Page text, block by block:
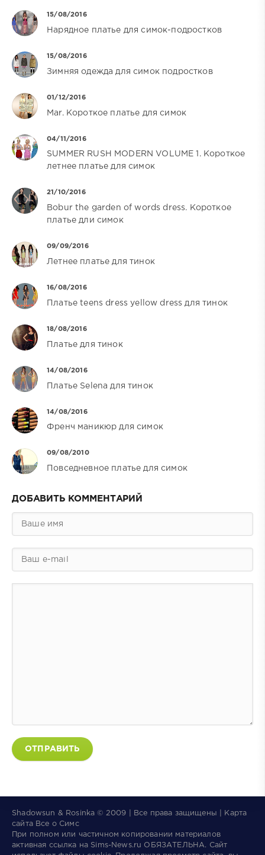
15/08/2016
Нарядное платье для симок-подростков
15/08/2016
Зимняя одежда для симок подростков
01/12/2016
Mar. Короткое платье для симок
04/11/2016
SUMMER RUSH MODERN VOLUME 1. Короткое
летнее платье для симок
21/10/2016
Bobur the garden of words dress. Короткое
платье дли симок
09/09/2016
Летнее платье для тинок
16/08/2016
Платье teens dress yellow dress для тинок
18/08/2016
Платье для тинок
14/08/2016
Платье Selena для тинок
14/08/2016
Френч маникюр для симок
09/08/2010
Повседневное платье для симок
ДОБАВИТЬ КОММЕНТАРИЙ
ОТПРАВИТЬ
Shadowsun & Rosinka © 2009 | Все права защищены | Карта
сайта Все о Симс
При полном или частичном копировании материалов
активная ссылка на Sims-News.ru ОБЯЗАТЕЛЬНА.
Сайт